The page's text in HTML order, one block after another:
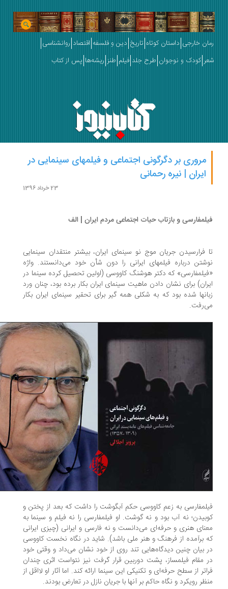
خارجی داستان کوتاه تاریخ دین و فلسفه اقتصاد روانشناسی
کودک و نوجوان طرح جلد فیلم طنز ریشه‌ها پس از کتاب
مروری بر دگرگونی اجتماعی و فیلمهای سینمایی در
ایران | نیره رحمانی
و بازتاب حیات اجتماعی مردم ایران | الف
فرارسیدن جریان موج نو سینمای ایران، بیشتر منتقدان سینمایی
درباره فیلمهای ایرانی را دون‌ شأن خود می‌دانستند. واژه
که دکتر هوشنگ کاووسی (اولین تحصیل کرده سینما در
برای نشان دادن ماهیت سینمای ایران بکار برده بود، چنان ورد
شده بود که به شکلی همه گیر برای تحقیر سینمای ایران بکار
به زعم کاووسی حکم آبگوشت را داشت که بعد از پختن و
نه آب بود و نه گوشت. او فیلمفارسی را نه فیلم و سینما به
هنری و حرفه‌ای می‌دانست و نه فارسی و ایرانی (چیزی ایرانی
برآمده از فرهنگ و هنر ملی باشد). شاید در نگاه نخست کاووسی
بیان چنین دیدگاه‌هایی تند روی از خود نشان می‌داد و وقتی خود
مقام فیلمساز، پشت دوربین قرار گرفت نیز نتواست اثری چندان
از سطح حرفه‌ای و تکنیکی این سینما ارائه کند. اما آثار او لااقل از
رویکرد و نگاه حاکم بر آنها با جریان نازل در تعارض بودند.